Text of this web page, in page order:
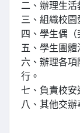
二、辦理生活
三、組織校園
四、學生偶（
五、學生團體
六、辦理各
行。
七、負責校安
八、其他交辦